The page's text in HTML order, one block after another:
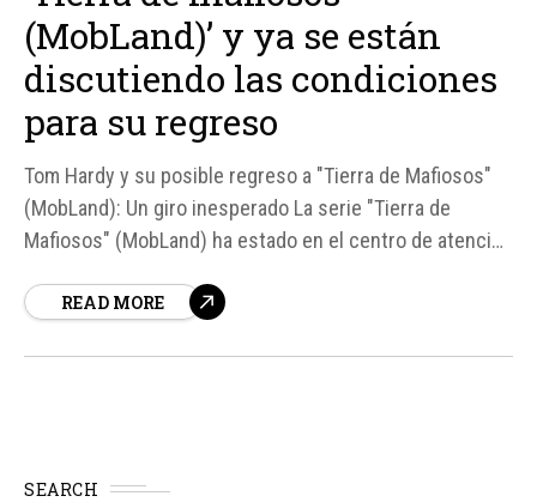
(MobLand)’ y ya se están
discutiendo las condiciones
para su regreso
Tom Hardy y su posible regreso a "Tierra de Mafiosos"
(MobLand): Un giro inesperado La serie "Tierra de
Mafiosos" (MobLand) ha estado en el centro de atención
de Tom Hardy del elenco. Sin embargo, según fuentes
READ MORE
SEARCH